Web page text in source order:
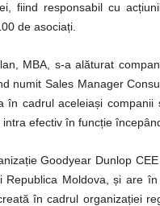
fiind responsabil cu acț
de asociați.
MBA, s-a alăturat
numit Sales Manager
în cadrul aceleiași companii
intra efectiv în funcție
ție Goodyear Dunlop
i Republica Moldova,și are în
în cadrul organizației